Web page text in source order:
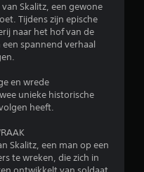
Skalitz, een gewone
Tijdens zijn epische
naar het hof van de
spannend verhaal
en wrede
unieke historische
heeft.
Skalitz, een man op een
te wreken, die zich in